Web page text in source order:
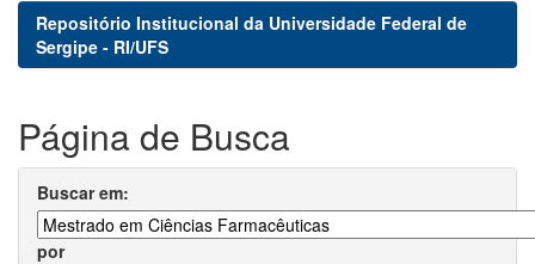
Repositório Institucional da Universidade Federal de
Sergipe - RI/UFS
Página de Busca
Buscar em:
por